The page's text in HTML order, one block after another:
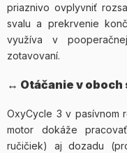
priaznivo ovplyvniť
svalu a prekrvenie
využíva v
zotavovaní.
↔️ Otáčanie v
OxyCycle 3 v pasívnom
motor dokáže
ručičiek) aj dozadu